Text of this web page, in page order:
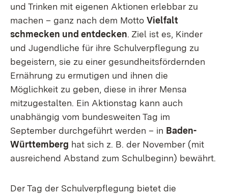
und Trinken mit eigenen Aktionen erlebbar zu
machen – ganz nach dem Motto Vielfalt
schmecken und entdecken. Ziel ist es, Kinder
und Jugendliche für ihre Schulverpflegung zu
begeistern, sie zu einer gesundheitsfördernden
Ernährung zu ermutigen und ihnen die
Möglichkeit zu geben, diese in ihrer Mensa
mitzugestalten. Ein Aktionstag kann auch
unabhängig vom bundesweiten Tag im
September durchgeführt werden – in Baden-
Württemberg hat sich z. B. der November (mit
ausreichend Abstand zum Schulbeginn) bewährt.
Der Tag der Schulverpflegung bietet die